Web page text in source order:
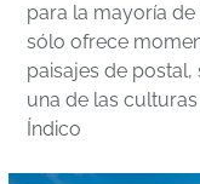
para la mayoría
sólo ofrece
paisajes de
una de las
Índico